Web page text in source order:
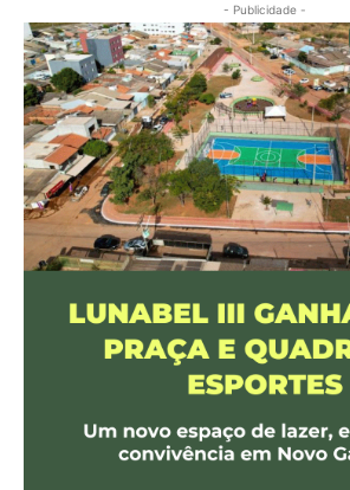
- Publicidade -